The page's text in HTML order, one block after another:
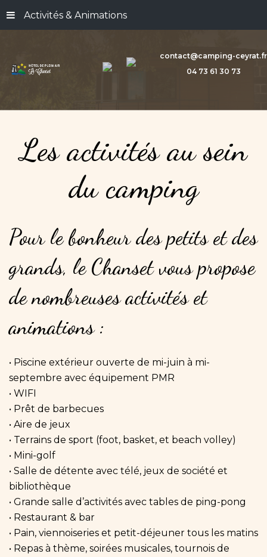
Activités & Animations
contact@camping-ceyrat.fr
04 73 61 30 73
Les activités au sein
du camping
Pour le bonheur des petits et des
grands, le Chanset vous propose
de nombreuses activités et
animations :
• Piscine extérieur ouverte de mi-juin à mi-
septembre avec équipement PMR
• WIFI
• Prêt de barbecues
• Aire de jeux
• Terrains de sport (foot, basket, et beach volley)
• Mini-golf
• Salle de détente avec télé, jeux de société et
bibliothèque
• Grande salle d’activités avec tables de ping-pong
• Restaurant & bar
• Pain, viennoiseries et petit-déjeuner tous les matins
• Repas à thème, soirées musicales, tournois de